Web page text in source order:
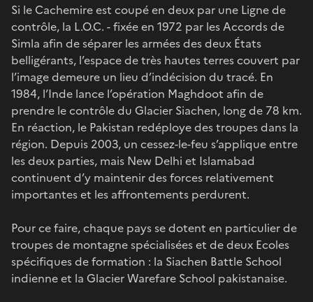
Si le Cachemire est coupé en deux par une Ligne de
contrôle, la L.O.C. - fixée en 1972 par les Accords de
Simla afin de séparer les armées des deux États
belligérants, l’espace de très hautes terres couvert par
l’image demeure un lieu d’indécision du tracé. En
1984, l’Inde lance l’opération Maghdoot afin de
prendre le contrôle du Glacier Siachen, long de 78 km.
En réaction, le Pakistan redéploye des troupes dans la
région. Depuis 2003, un cessez-le-feu s’applique entre
les deux parties, mais New Delhi et Islamabad
continuent d’y maintenir des forces relativement
importantes et les affrontements perdurent.
Pour ce faire, chaque pays se dotent en particulier de
troupes de montagne spécialisées et de deux Ecoles
spécifiques de formation : la Siachen Battle School
indienne et la Glacier Warefare School pakistanaise.